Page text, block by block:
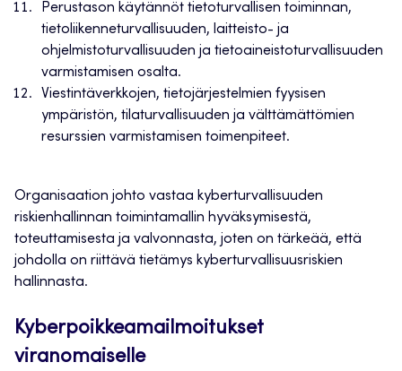
Perustason käytännöt tietoturvallisen toiminnan,
tietoliikenneturvallisuuden, laitteisto- ja
ohjelmistoturvallisuuden ja tietoaineistoturvallisuuden
varmistamisen osalta.
Viestintäverkkojen, tietojärjestelmien fyysisen
ympäristön, tilaturvallisuuden ja välttämättömien
resurssien varmistamisen toimenpiteet.
Organisaation johto vastaa kyberturvallisuuden
riskienhallinnan toimintamallin hyväksymisestä,
toteuttamisesta ja valvonnasta, joten on tärkeää, että
johdolla on riittävä tietämys kyberturvallisuusriskien
hallinnasta.
Kyberpoikkeamailmoitukset
viranomaiselle